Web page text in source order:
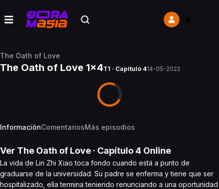
The Oath of Love
The Oath of Love 1x4T1 · Capítulo 414-05-2022
InformaciónComentariosMás episodios
Ver The Oath of Love · Capítulo4 Online
La vida de Lin Zhi Xiao toca fondo cuando está a punto de
graduarse de la universidad. Su padre se enferma y tiene que ser
hospitalizado, ella termina teniendo renunciando a una oportunidad